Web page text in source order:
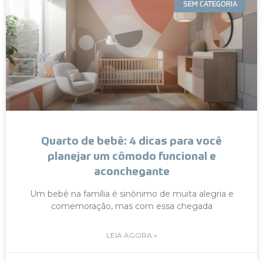
SEM CATEGORIA
Quarto de bebê: 4 dicas para você
planejar um cômodo funcional e
aconchegante
Um bebê na família é sinônimo de muita alegria e
comemoração, mas com essa chegada
LEIA AGORA »